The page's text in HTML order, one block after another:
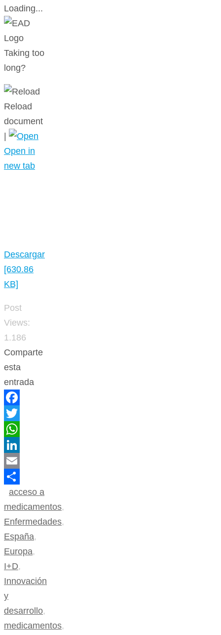
Loading...
Taking too
long?
Reload
document
Open in
new tab
Descargar
[630.86
KB]
Post
Views:
1.186
Comparte
esta
entrada
Facebook
Twitter
WhatsApp
LinkedIn
Email
Compartir
acceso a
medicamentos,
Enfermedades,
España,
Europa,
I+D,
Innovación
y
desarrollo,
medicamentos,